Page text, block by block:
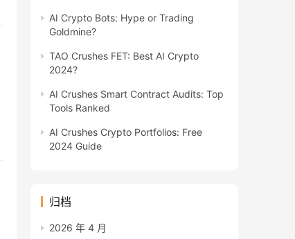
AI Crypto Bots: Hype or Trading
Goldmine?
TAO Crushes FET: Best AI Crypto
2024?
AI Crushes Smart Contract Audits: Top
Tools Ranked
AI Crushes Crypto Portfolios: Free
2024 Guide
归档
2026 年 4 月